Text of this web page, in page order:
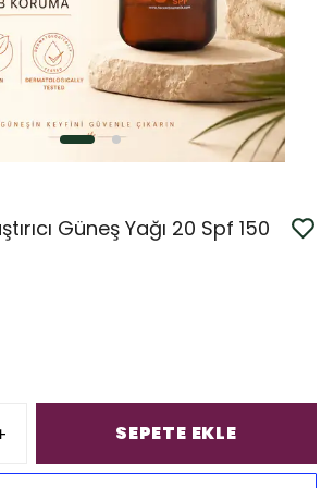
Güneş Yağı 20 Spf 150
SEPETE EKLE